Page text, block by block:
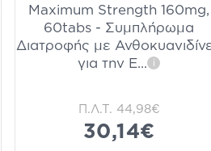
Maximum Strength 160mg,
60tabs - Συμπλήρωμα
Διατροφής με
για την Ε... i
Π.Λ.Τ. 44,98€
30,14€